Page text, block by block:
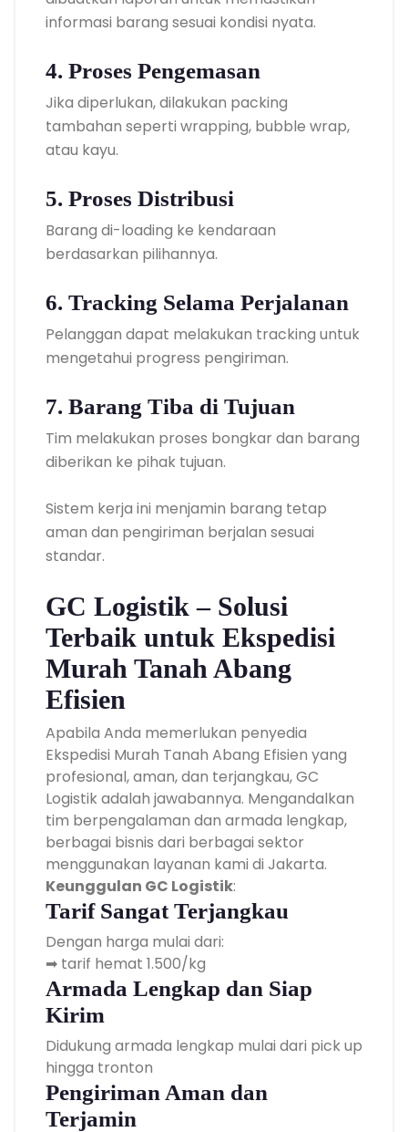
informasi barang sesuai kondisi nyata.
4. Proses Pengemasan
Jika diperlukan, dilakukan packing
tambahan seperti wrapping, bubble wrap,
atau kayu.
5. Proses Distribusi
Barang di-loading ke kendaraan
berdasarkan pilihannya.
6. Tracking Selama Perjalanan
Pelanggan dapat melakukan tracking untuk
mengetahui progress pengiriman.
7. Barang Tiba di Tujuan
Tim melakukan proses bongkar dan barang
diberikan ke pihak tujuan.
Sistem kerja ini menjamin barang tetap
aman dan pengiriman berjalan sesuai
standar.
GC Logistik – Solusi
Terbaik untuk Ekspedisi
Murah Tanah Abang
Efisien
Apabila Anda memerlukan penyedia
Ekspedisi Murah Tanah Abang Efisien yang
profesional, aman, dan terjangkau, GC
Logistik adalah jawabannya. Mengandalkan
tim berpengalaman dan armada lengkap,
berbagai bisnis dari berbagai sektor
menggunakan layanan kami di Jakarta.
Keunggulan GC Logistik:
Tarif Sangat Terjangkau
Dengan harga mulai dari:
➡ tarif hemat 1.500/kg
Armada Lengkap dan Siap
Kirim
Didukung armada lengkap mulai dari pick up
hingga tronton
Pengiriman Aman dan
Terjamin